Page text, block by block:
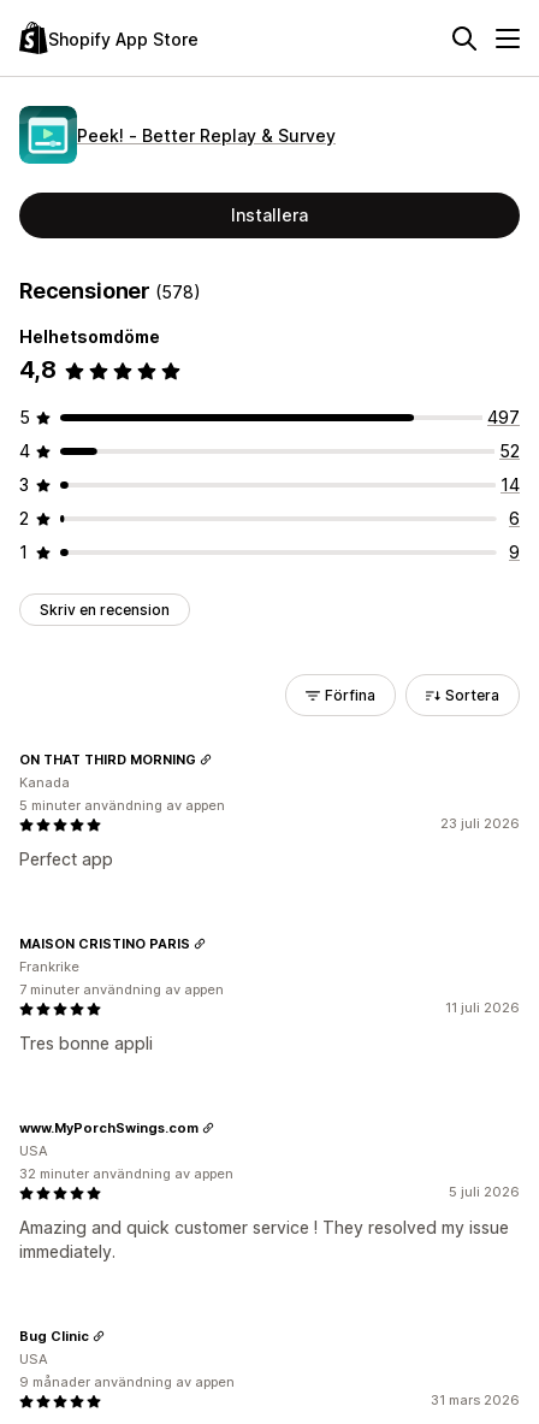
Shopify App Store
Peek! ‑ Better Replay & Survey
Installera
Recensioner (578)
Helhetsomdöme
4,8
5
497
4
52
3
14
2
6
1
9
Skriv en recension
Förfina Sortera
23 juli 2026
Perfect app
ON THAT THIRD MORNING
Kanada
5 minuter användning av appen
11 juli 2026
Tres bonne appli
MAISON CRISTINO PARIS
Frankrike
7 minuter användning av appen
5 juli 2026
Amazing and quick customer service ! They resolved my issue
immediately.
www.MyPorchSwings.com
USA
32 minuter användning av appen
31 mars 2026
Bug Clinic
USA
9 månader användning av appen